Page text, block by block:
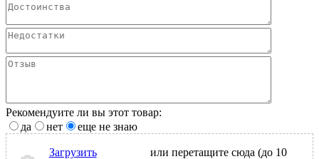
Рекомендуите ли вы этот товар:
да
нет еще не знаю
Загрузить
или перетащите сюда (до 10